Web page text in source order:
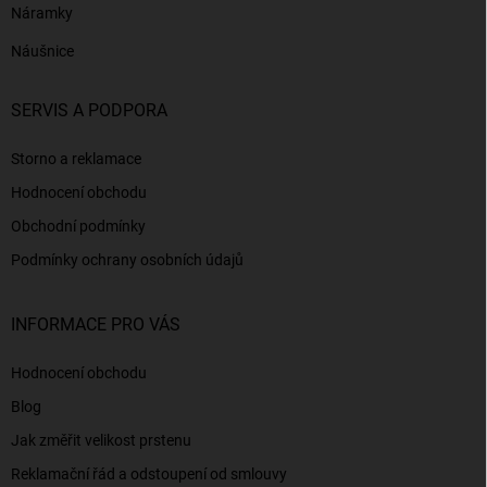
Náramky
Náušnice
SERVIS A PODPORA
Storno a reklamace
Hodnocení obchodu
Obchodní podmínky
Podmínky ochrany osobních údajů
INFORMACE PRO VÁS
Hodnocení obchodu
Blog
Jak změřit velikost prstenu
Reklamační řád a odstoupení od smlouvy